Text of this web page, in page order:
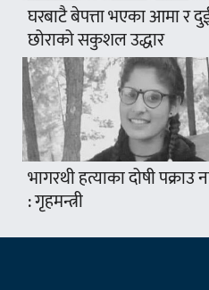
घरबाटै बेपत्ता भएका आमा र
छोराको सकुशल उद्धार
भागरथी हत्याका दोषी
: गृहमन्त्री